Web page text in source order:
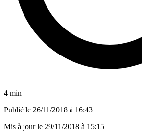
4 min
Publié le 26/11/2018 à 16:43
Mis à jour le 29/11/2018 à 15:15